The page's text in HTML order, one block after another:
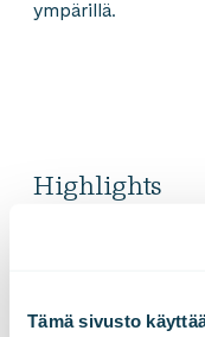
Tämä sivusto
ympärillä.
Highlights
Ideat toteutettiin